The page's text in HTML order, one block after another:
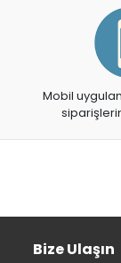
Mobil
Bize Ulaşın